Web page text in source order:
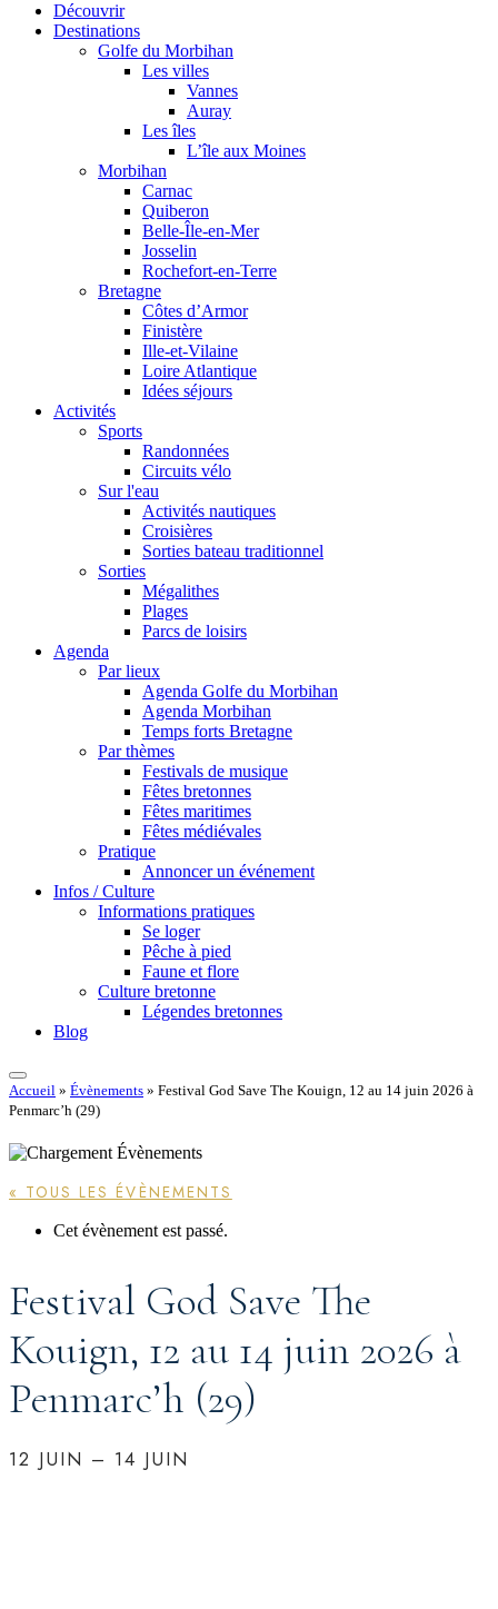
Découvrir
Destinations
Golfe du Morbihan
Les villes
Vannes
Auray
Les îles
L’île aux Moines
Morbihan
Carnac
Quiberon
Belle-Île-en-Mer
Josselin
Rochefort-en-Terre
Bretagne
Côtes d’Armor
Finistère
Ille-et-Vilaine
Loire Atlantique
Idées séjours
Activités
Sports
Randonnées
Circuits vélo
Sur l'eau
Activités nautiques
Croisières
Sorties bateau traditionnel
Sorties
Mégalithes
Plages
Parcs de loisirs
Agenda
Par lieux
Agenda Golfe du Morbihan
Agenda Morbihan
Temps forts Bretagne
Par thèmes
Festivals de musique
Fêtes bretonnes
Fêtes maritimes
Fêtes médiévales
Pratique
Annoncer un événement
Infos / Culture
Informations pratiques
Se loger
Pêche à pied
Faune et flore
Culture bretonne
Légendes bretonnes
Blog
Accueil » Évènements » Festival God Save The Kouign, 12 au 14 juin 2026 à
Penmarc’h (29)
« TOUS LES ÉVÈNEMENTS
Cet évènement est passé.
Festival God Save The
Kouign, 12 au 14 juin 2026 à
Penmarc’h (29)
12 JUIN – 14 JUIN